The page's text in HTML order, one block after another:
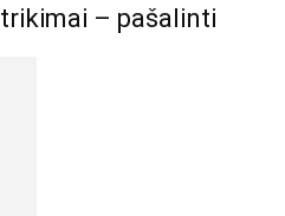
– pašalinti